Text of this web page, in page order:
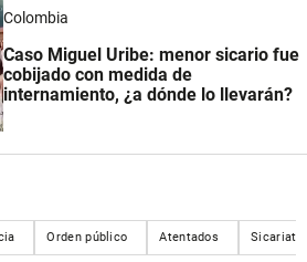
Colombia
Caso Miguel Uribe: menor sicario fue
cobijado con medida de
internamiento, ¿a dónde lo llevarán?
Orden público Atentados Sicariato